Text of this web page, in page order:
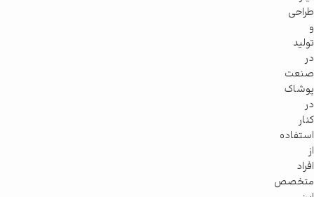
طراحی
و
تولید
در
صنعت
پوشاک
در
کنار
استفاده
از
افراد
متخصص